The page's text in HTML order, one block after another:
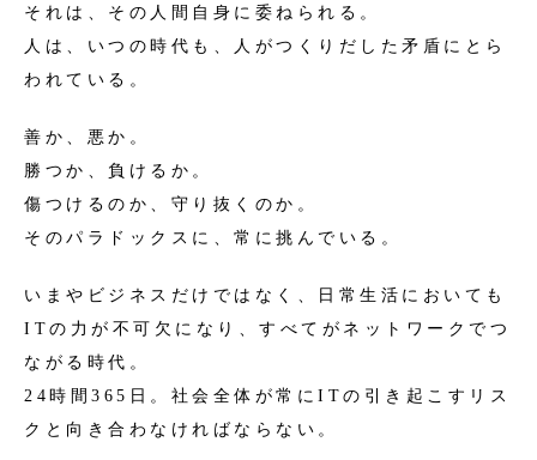
それは、その人間自身に委ねられる。
人は、いつの時代も、
人がつくりだした矛盾にとら
われている。
善か、悪か。
勝つか、負けるか。
傷つけるのか、守り抜くのか。
そのパラドックスに、常に挑んでいる。
いまやビジネスだけではなく、日常生活においても
ITの力が不可欠になり、すべてがネットワークでつ
ながる時代。
24時間365日。社会全体が常にITの引き起こすリス
クと 向き合わなければならない。